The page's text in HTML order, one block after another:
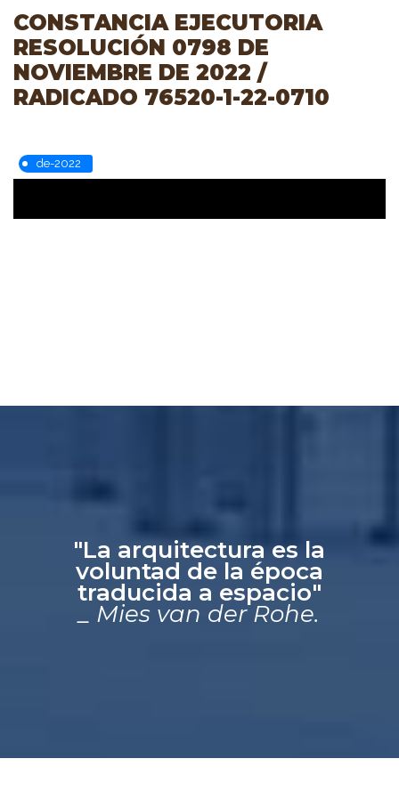
CONSTANCIA EJECUTORIA
RESOLUCIÓN 0798 DE
NOVIEMBRE DE 2022 /
RADICADO 76520-1-22-0710
de-2022
"La arquitectura es la
voluntad de la época
traducida a espacio"
_ Mies van der Rohe.